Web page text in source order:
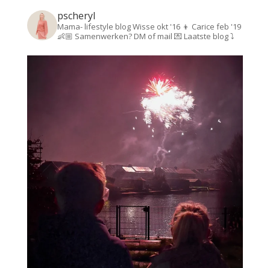
pscheryl
Mama- lifestyle blogWisse okt '16 👦 Carice feb '19
👶🏼 Samenwerken? DM of mail 💌Laatste blog ⤵️